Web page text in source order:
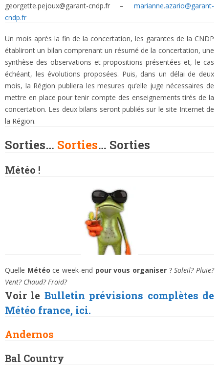
georgette.pejoux@garant-cndp.fr –marianne.azario@garant-
cndp.fr
Un mois après la fin de la concertation, les garantes de la CNDP
établiront un bilan comprenant un résumé de la concertation, une
synthèse des observations et propositions présentées et, le cas
échéant, les évolutions proposées. Puis, dans un délai de deux
mois, la Région publiera les mesures qu’elle juge nécessaires de
mettre en place pour tenir compte des enseignements tirés de la
concertation. Les deux bilans seront publiés sur le site Internet de
la Région.
Sorties… Sorties… Sorties
Météo !
Quelle Météo ce week-end pour vous organiser ?Soleil? Pluie?
Vent? Chaud? Froid?
Voir le Bulletin prévisions complètes de
Météo france, ici.
Andernos
Bal Country